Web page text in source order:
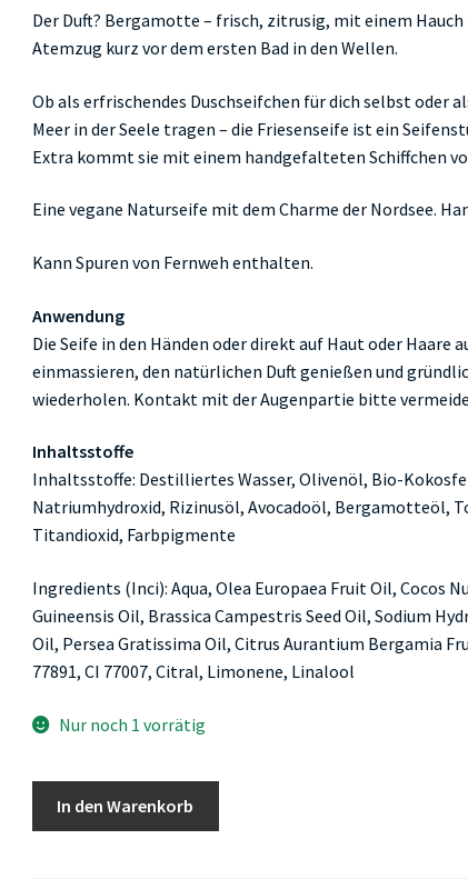
Der Duft? Bergamotte – frisch, zitrusig, mit einem
Atemzug kurz vor dem ersten Bad in den Wellen.
Ob als erfrischendes Duschseifchen für dich selbst oder
Meer in der Seele tragen – die Friesenseife ist ein
Extra kommt sie mit einem handgefalteten Schiffchen
Eine vegane Naturseife mit dem Charme der Nordsee.
Kann Spuren von Fernweh enthalten.
Anwendung
Die Seife in den Händen oder direkt auf Haut oder Haare
einmassieren, den natürlichen Duft genießen und
wiederholen. Kontakt mit der Augenpartie bitte
Inhaltsstoffe
Inhaltsstoffe: Destilliertes Wasser, Olivenöl, Bio-
Natriumhydroxid, Rizinusöl, Avocadoöl, Bergamotteöl,
Titandioxid, Farbpigmente
Ingredients (Inci): Aqua, Olea Europaea Fruit Oil, Cocos
Guineensis Oil, Brassica Campestris Seed Oil, Sodium
Oil, Persea Gratissima Oil, Citrus Aurantium Bergamia
77891, CI 77007, Citral, Limonene, Linalool
Nur noch 1 vorrätig
In den Warenkorb